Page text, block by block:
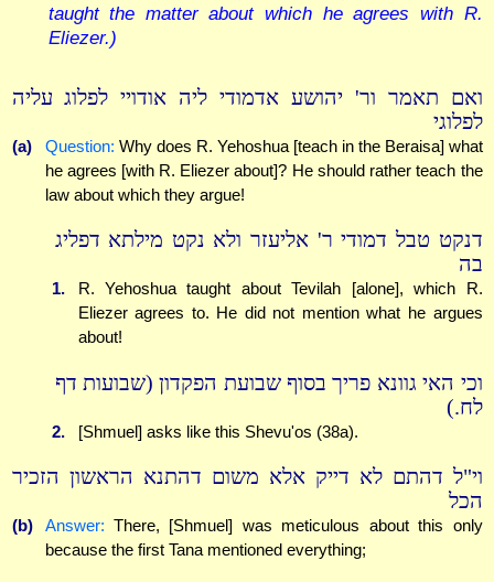
taught the matter about which he agrees with R.
Eliezer.)
ואם תאמר ור' יהושע אדמודי ליה אודויי לפלוג עליה
לפלוגי
(a) Question: Why does R. Yehoshua [teach in the Beraisa] what
he agrees [with R. Eliezer about]? He should rather teach the
law about which they argue!
דנקט טבל דמודי ר' אליעזר ולא נקט מילתא דפליג
בה
1.
R. Yehoshua taught about Tevilah [alone], which R.
Eliezer agrees to. He did not mention what he argues
about!
וכי האי גוונא פריך בסוף שבועת הפקדון (שבועות דף
לח.)
2. [Shmuel] asks like this Shevu'os (38a).
וי"ל דהתם לא דייק אלא משום דהתנא הראשון הזכיר
הכל
(b) Answer: There, [Shmuel] was meticulous about this only
because the first Tana mentioned everything;